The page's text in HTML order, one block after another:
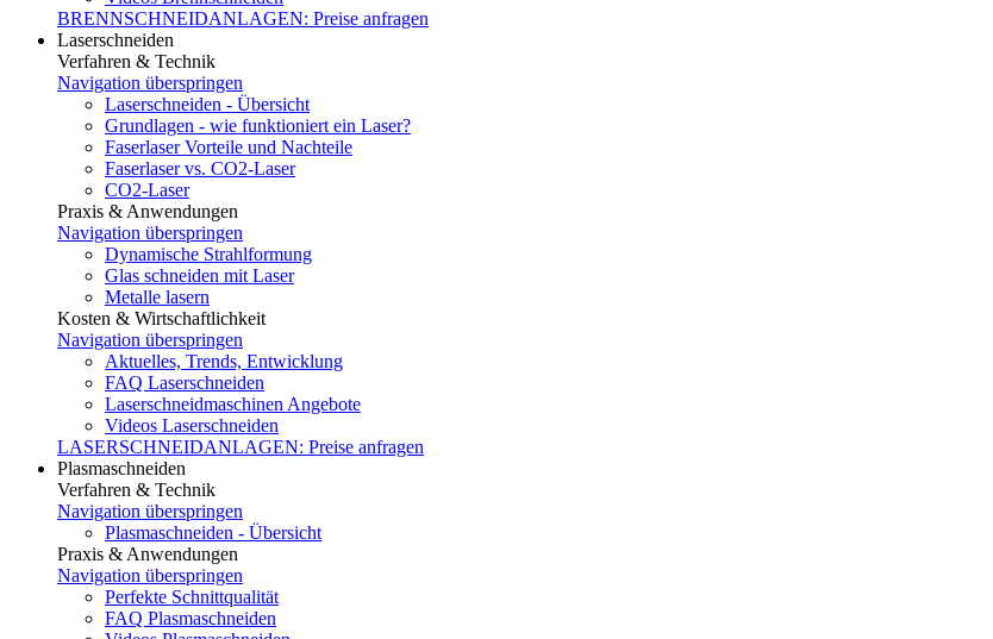
BRENNSCHNEIDANLAGEN: Preise anfragen
Laserschneiden
Verfahren & Technik
Navigation überspringen
Laserschneiden - Übersicht
Grundlagen - wie funktioniert ein Laser?
Faserlaser Vorteile und Nachteile
Faserlaser vs. CO2-Laser
CO2-Laser
Praxis & Anwendungen
Navigation überspringen
Dynamische Strahlformung
Glas schneiden mit Laser
Metalle lasern
Kosten & Wirtschaftlichkeit
Navigation überspringen
Aktuelles, Trends, Entwicklung
FAQ Laserschneiden
Laserschneidmaschinen Angebote
Videos Laserschneiden
LASERSCHNEIDANLAGEN: Preise anfragen
Plasmaschneiden
Verfahren & Technik
Navigation überspringen
Plasmaschneiden - Übersicht
Praxis & Anwendungen
Navigation überspringen
Perfekte Schnittqualität
FAQ Plasmaschneiden